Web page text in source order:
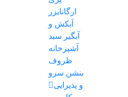
ارگانایزر
آبکش و
آبگیر سبد
آشپزخانه
ظروف
بنشن سرو
و پذیرایی